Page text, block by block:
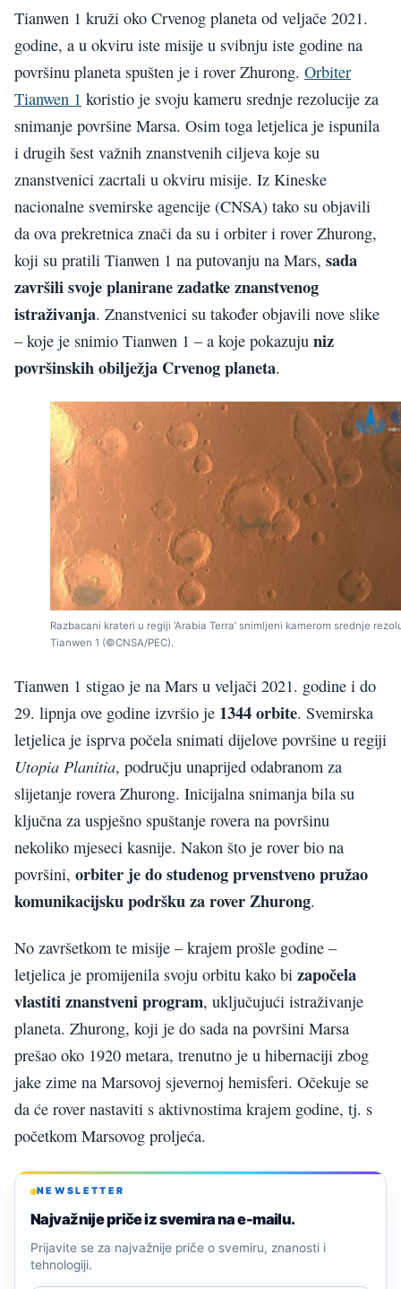
Tianwen 1 kruži oko Crvenog planeta od veljače 2021.
godine, a u okviru iste misije u svibnju iste godine na
površinu planeta spušten je i rover Zhurong. Orbiter
Tianwen 1 koristio je svoju kameru srednje rezolucije za
snimanje površine Marsa. Osim toga letjelica je ispunila
i drugih šest važnih znanstvenih ciljeva koje su
znanstvenici zacrtali u okviru misije. Iz Kineske
nacionalne svemirske agencije (CNSA) tako su objavili
da ova prekretnica znači da su i orbiter i rover Zhurong,
koji su pratili Tianwen 1 na putovanju na Mars, sada
završili svoje planirane zadatke znanstvenog
istraživanja. Znanstvenici su također objavili nove slike
– koje je snimio Tianwen 1 – a koje pokazuju niz
površinskih obilježja Crvenog planeta.
Razbacani krateri u regiji ‘Arabia Terra’ snimljeni kamerom srednje
Tianwen 1 (©CNSA/PEC).
Tianwen 1 stigao je na Mars u veljači 2021. godine i do
29. lipnja ove godine izvršio je 1344 orbite. Svemirska
letjelica je isprva počela snimati dijelove površine u regiji
Utopia Planitia, području unaprijed odabranom za
slijetanje rovera Zhurong. Inicijalna snimanja bila su
ključna za uspješno spuštanje rovera na površinu
nekoliko mjeseci kasnije. Nakon što je rover bio na
površini, orbiter je do studenog prvenstveno pružao
komunikacijsku podršku za rover Zhurong.
No završetkom te misije – krajem prošle godine –
letjelica je promijenila svoju orbitu kako bi započela
vlastiti znanstveni program, uključujući istraživanje
planeta. Zhurong, koji je do sada na površini Marsa
prešao oko 1920 metara, trenutno je u hibernaciji zbog
jake zime na Marsovoj sjevernoj hemisferi. Očekuje se
da će rover nastaviti s aktivnostima krajem godine, tj. s
početkom Marsovog proljeća.
NEWSLETTER
Najvažnije priče iz svemira na e-mailu.
Prijavite se za najvažnije priče o svemiru, znanosti i
tehnologiji.